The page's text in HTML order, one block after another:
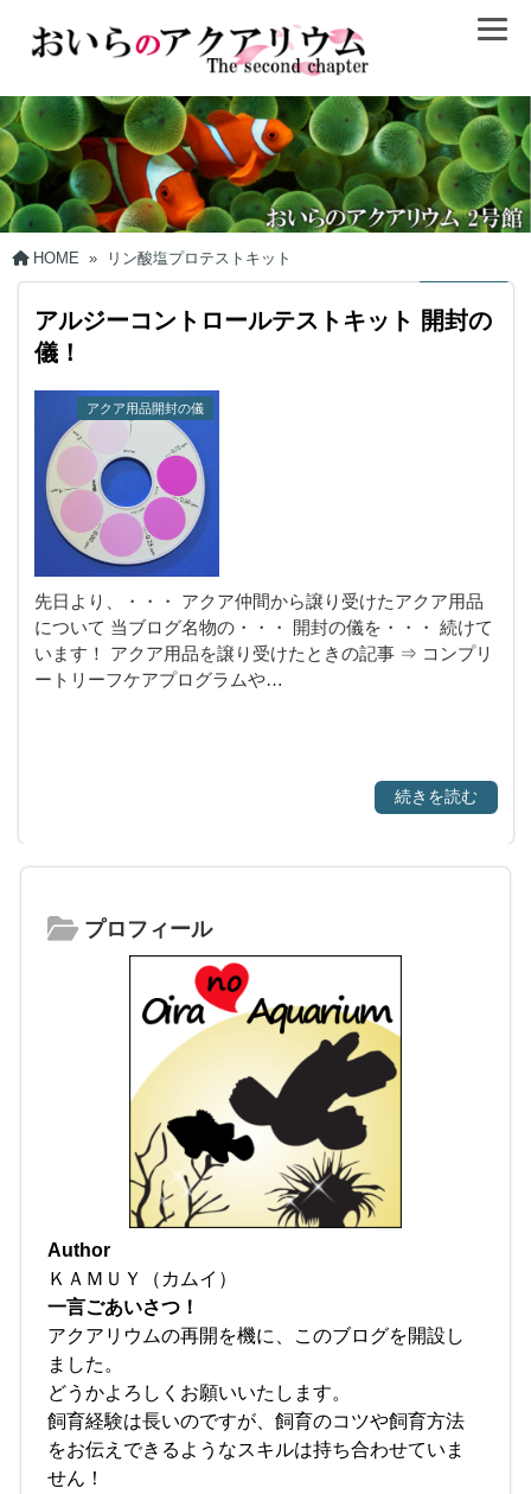
HOME » リン酸塩プロテストキット
アルジーコントロールテストキット 開封の
儀！
アクア用品開封の儀
先日より、・・・ アクア仲間から譲り受けたアクア用品
について 当ブログ名物の・・・ 開封の儀を・・・ 続けて
います！ アクア用品を譲り受けたときの記事 ⇒ コンプリ
ートリーフケアプログラムや…
続きを読む
プロフィール
Author
ＫＡＭＵＹ（カムイ）
一言ごあいさつ！
アクアリウムの再開を機に、このブログを開設し
ました。
どうかよろしくお願いいたします。
飼育経験は長いのですが、飼育のコツや飼育方法
をお伝えできるようなスキルは持ち合わせていま
せん！